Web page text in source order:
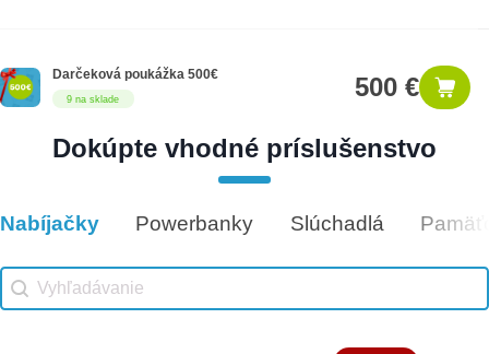
9 na sklade
Darčeková poukážka 500€ 500 €
8 na sklade
Dokúpte vhodné príslušenstvo
Vhodné príslušenstvo
Nabíjačky Powerbanky Slúchadlá
Vhodné príslušenstvo search
Search content